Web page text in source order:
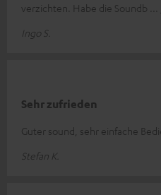
verzichten. Habe die Soundb
Ingo S.
Sehr zufrieden
Guter sound, sehr einfache
Stefan K.